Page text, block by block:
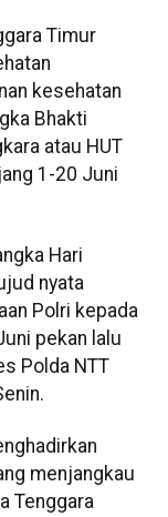
Timur
kesehatan
Bhakti
atau HUT
1-20 Juni
Hari
nyata
Polri kepada
pekan lalu
Polda NTT
menjangkau
Tenggara